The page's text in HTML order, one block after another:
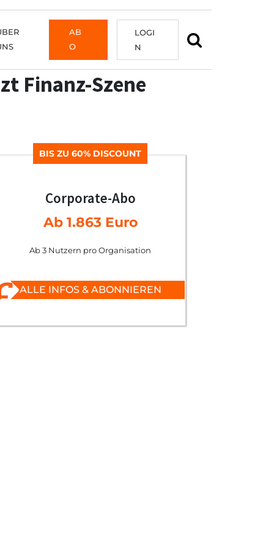
AB
O
LOGI
N
Finanz-Szene
BIS ZU 60% DISCOUNT
Corporate-Abo
Ab 1.863 Euro
Ab 3 Nutzern pro Organisation
ALLE INFOS & ABONNIEREN